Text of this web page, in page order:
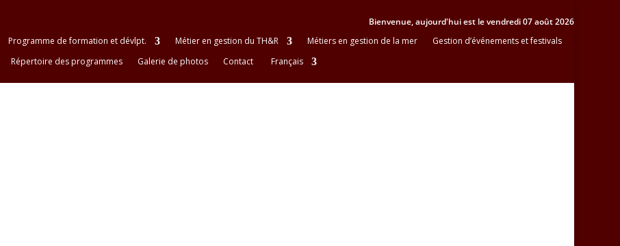
Bienvenue, aujourd'hui est le vendredi 07 août 2026
Programme de formation et dévlpt. Métier en gestion du TH&R Métiers en gestion de la mer
Gestion d’événements et festivals
Répertoire des programmes
Galerie de photos Contact Français